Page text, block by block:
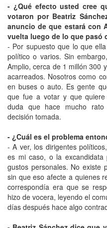
- ¿Qué efecto usted cree
votaron por Beatriz
anuncio de que estará con
vuelta luego de lo que pasó
- Por supuesto que lo que
político o varios. Sin
Amplio, cerca de 1 millón 300
acarreados. Nosotros como
en buses o auto. Es gente
que fue a votar y que
duda que hace mucho
decisión tomada.
- ¿Cuál es el problema
- A ver, los dirigentes
es mi caso, o la excandidata
gustos personales. No existe
sin que eso afecte a quienes
correspondía era que se
hizo de vocera, leyendo el
días después hace algo